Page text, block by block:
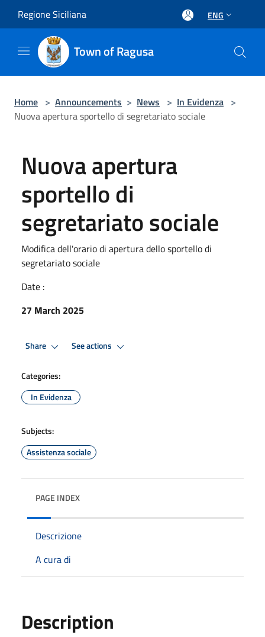
Regione Siciliana ENG
Town of Ragusa
Home > Announcements > News > In Evidenza >
Nuova apertura sportello di segretariato sociale
Nuova apertura
sportello di
segretariato sociale
Modifica dell'orario di apertura dello sportello di
segretariato sociale
Date :
27 March 2025
Share See actions
Categories:
In Evidenza
Subjects:
Assistenza sociale
PAGE INDEX
Descrizione
A cura di
Description